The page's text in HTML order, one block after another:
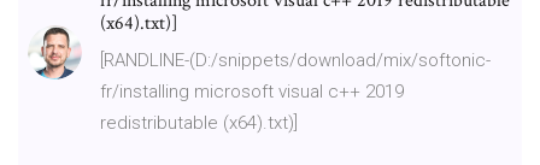
(x64).txt)]
[RANDLINE-(D:/snippets/download/mix/softonic-
fr/installing microsoft visual c++ 2019
redistributable (x64).txt)]